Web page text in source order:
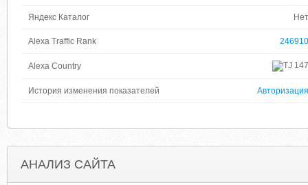
Яндекс Каталог Нет
Alexa Traffic Rank 246910
Alexa Country 147
История изменения показателей Авторизация
АНАЛИЗ САЙТА